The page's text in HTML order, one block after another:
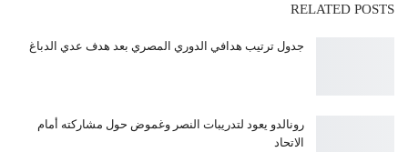
RELATED POSTS
جدول ترتيب هدافي الدوري المصري بعد هدف عدي الدباغ
رونالدو يعود لتدريبات النصر وغموض حول مشاركته أمام
الاتحاد